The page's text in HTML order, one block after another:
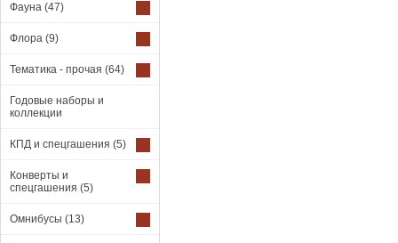
Фауна (47)
Флора (9)
Тематика - прочая (64)
Годовые наборы и
коллекции
КПД и спецгашения (5)
Конверты и
спецгашения (5)
Омнибусы (13)